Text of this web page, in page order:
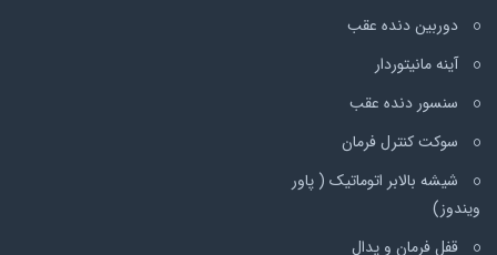
دوربین دنده عقب
آینه مانیتوردار
سنسور دنده عقب
سوکت کنترل فرمان
شیشه بالابر اتوماتیک ( پاور
ویندوز)
قفل فرمان و پدال